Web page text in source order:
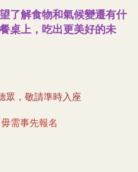
解食物和氣候變遷有什
桌上，吃出更美好的未
眾，敬請準時入座
需事先報名